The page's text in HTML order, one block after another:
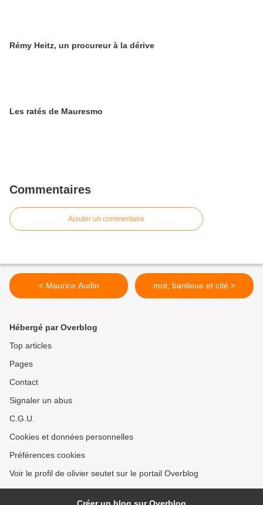
Rémy Heitz, un procureur à la dérive
Les ratés de Mauresmo
Commentaires
Ajouter un commentaire
< Maurice Audin mot, banlieue et cité >
Hébergé par Overblog
Top articles
Pages
Contact
Signaler un abus
C.G.U.
Cookies et données personnelles
Préférences cookies
Voir le profil de olivier seutet sur le portail Overblog